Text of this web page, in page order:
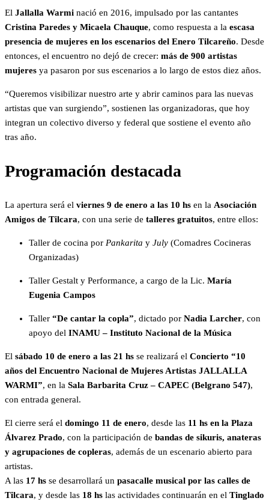
El Jallalla Warmi nació en 2016, impulsado por las cantantes
Cristina Paredes y Micaela Chauque, como respuesta a la escasa
presencia de mujeres en los escenarios del Enero Tilcareño. Desde
entonces, el encuentro no dejó de crecer: más de 900 artistas
mujeres ya pasaron por sus escenarios a lo largo de estos diez años.
“Queremos visibilizar nuestro arte y abrir caminos para las nuevas
artistas que van surgiendo”, sostienen las organizadoras, que hoy
integran un colectivo diverso y federal que sostiene el evento año
tras año.
Programación destacada
La apertura será el viernes 9 de enero a las 10 hs en la Asociación
Amigos de Tilcara, con una serie de talleres gratuitos, entre ellos:
Taller de cocina por Pankarita y July (Comadres Cocineras
Organizadas)
Taller Gestalt y Performance, a cargo de la Lic. María
Eugenia Campos
Taller “De cantar la copla”, dictado por Nadia Larcher, con
apoyo del INAMU – Instituto Nacional de la Música
El sábado 10 de enero a las 21 hs se realizará el Concierto “10
años del Encuentro Nacional de Mujeres Artistas JALLALLA
WARMI”, en la Sala Barbarita Cruz – CAPEC (Belgrano 547),
con entrada general.
El cierre será el domingo 11 de enero, desde las 11 hs en la Plaza
Álvarez Prado, con la participación de bandas de sikuris, anateras
y agrupaciones de copleras, además de un escenario abierto para
artistas.
A las 17 hs se desarrollará un pasacalle musical por las calles de
Tilcara, y desde las 18 hs las actividades continuarán en el Tinglado